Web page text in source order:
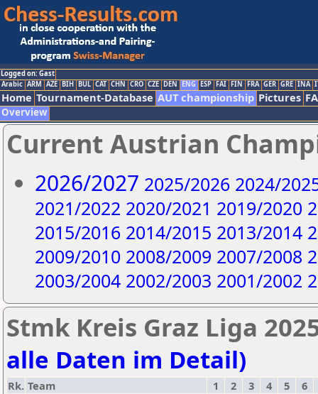
Logged on: Gast
Arabic ARM AZE BIH BUL CAT CHN CRO CZE DEN ENG ESP FAI FIN FRA GER GRE INA
Home Tournament-Database AUT championship Pictures
Overview
Current Austrian
2026/2027 2025/2026 2024/
2021/2022 2020/2021 2019/2020
2015/2016 2014/2015 2013/2014
2009/2010 2008/2009 2007/2008
2003/2004 2002/2003 2001/2002
Stmk Kreis Graz Liga
alle Daten im Detail)
Rk. Team 1 2 3 4 5
6